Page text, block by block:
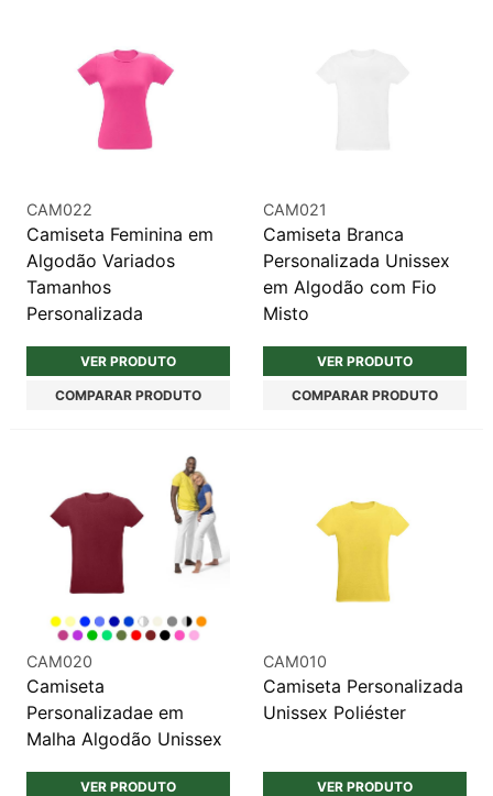
CAM022
Camiseta Feminina em
Algodão Variados
Tamanhos
Personalizada
VER PRODUTO
COMPARAR PRODUTO
CAM021
Camiseta Branca
Personalizada Unissex
em Algodão com Fio
Misto
VER PRODUTO
COMPARAR PRODUTO
CAM020
Camiseta
Personalizadae em
Malha Algodão Unissex
VER PRODUTO
CAM010
Camiseta Personalizada
Unissex Poliéster
VER PRODUTO